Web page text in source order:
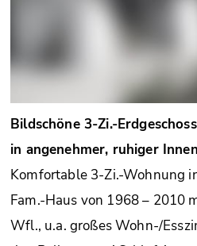
Bildschöne 3-Zi.-
in angenehmer, ruhiger
Komfortable 3-Zi.-Wohnung
Fam.-Haus von 1968 – 2010
Wfl., u.a. großes Wohn-/